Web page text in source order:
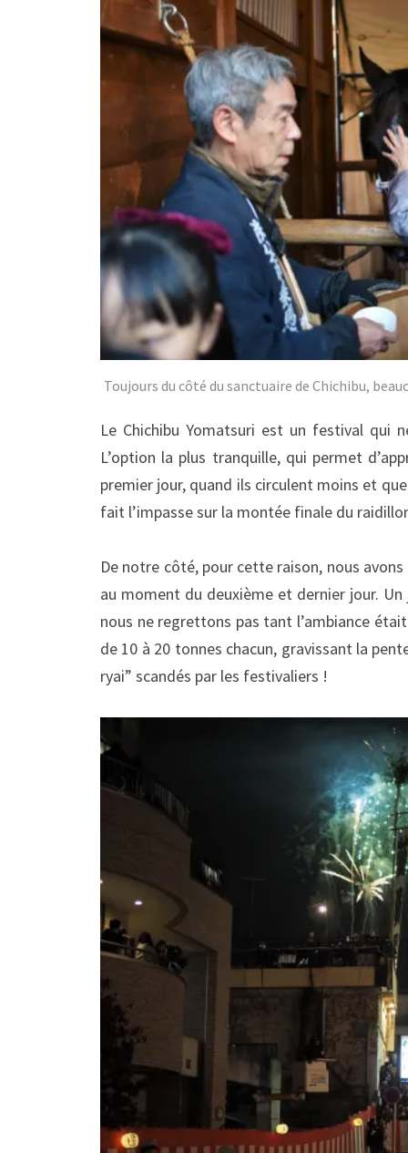
Toujours du côté du sanctuaire de Chichibu,
Le Chichibu Yomatsuri est un festival qui
L’option la plus tranquille, qui permet
premier jour, quand ils circulent moins et
fait l’impasse sur la montée finale du
De notre côté, pour cette raison, nous
au moment du deuxième et dernier jour.
nous ne regrettons pas tant l’ambiance
de 10 à 20 tonnes chacun, gravissant la
ryai” scandés par les festivaliers !